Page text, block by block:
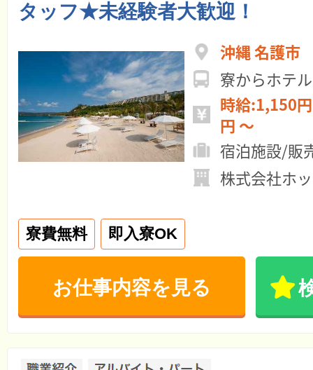
タッフ★未経験者大歓迎！
沖縄 名護市
寮からホテ
時給:1,150円 ～ 月給
円 ～
宿泊施設/販
株式会社ホ
寮費無料 即入寮OK
お仕事内容を見る